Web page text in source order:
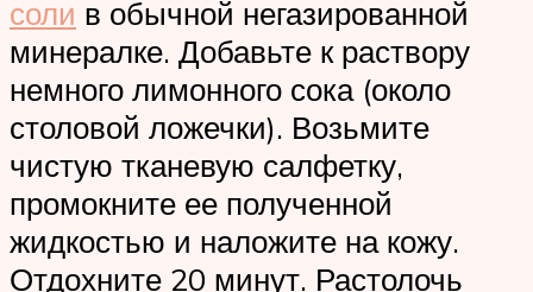
соли в обычной негазированной
минералке. Добавьте к раствору
немного лимонного сока (около
столовой ложечки). Возьмите
чистую тканевую салфетку,
промокните ее полученной
жидкостью и наложите на кожу.
Отдохните 20 минут. Растолочь